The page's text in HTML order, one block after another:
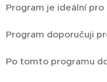
Program je ideální
Program doporučuji
Po tomto programu